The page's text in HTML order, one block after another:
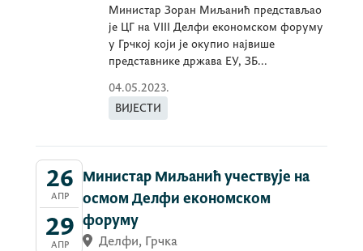
Министар Зоран Миљанић представљао
је ЦГ на VIII Делфи економском форуму
у Грчкој који је окупио највише
представнике држава ЕУ, ЗБ...
04.05.2023.
ВИЈЕСТИ
26
АПР
29
АПР
Министар Миљанић учествује на
осмом Делфи економском
форуму
Делфи, Грчка